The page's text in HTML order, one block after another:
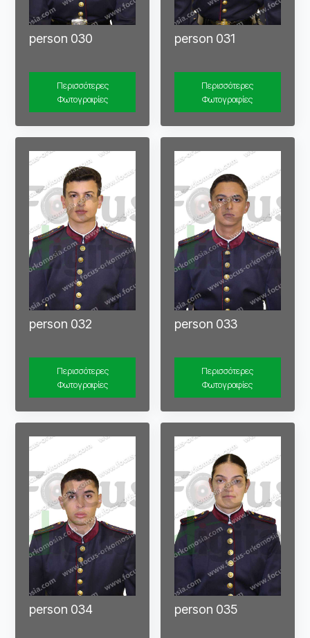
person 030
Περισσότερες
Φωτογραφίες
person 031
Περισσότερες
Φωτογραφίες
person 032
Περισσότερες
Φωτογραφίες
person 033
Περισσότερες
Φωτογραφίες
person 034 person 035